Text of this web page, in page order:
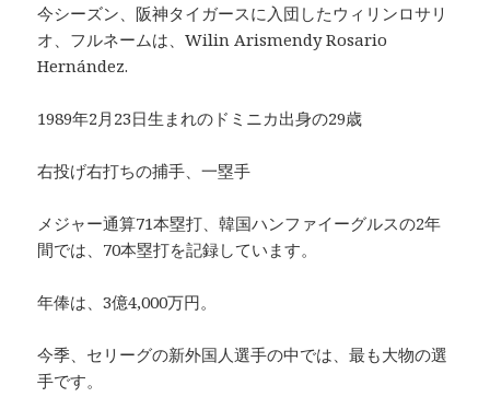
今シーズン、阪神タイガースに入団したウィリンロサリ
オ、フルネームは、Wilin Arismendy Rosario
Hernández.
1989年2月23日生まれのドミニカ出身の29歳
右投げ右打ちの捕手、一塁手
メジャー通算71本塁打、韓国ハンファイーグルスの2年
間では、70本塁打を記録しています。
年俸は、3億4,000万円。
今季、セリーグの新外国人選手の中では、最も大物の選
手です。